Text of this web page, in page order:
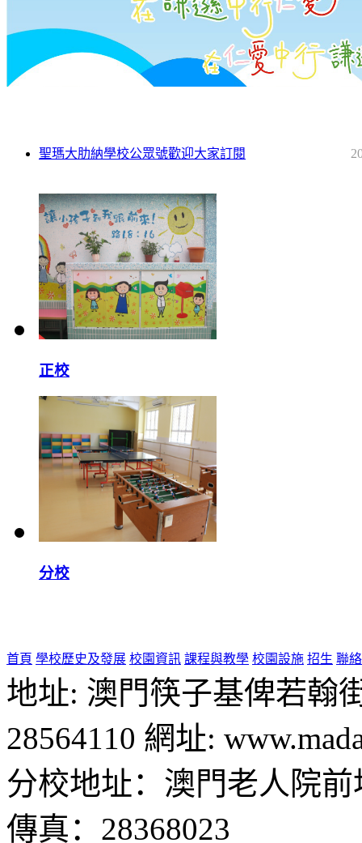
聖瑪大肋納學校公眾號歡迎大家訂閱
正校
分校
首頁 學校歷史及發展 校園資訊 課程與教學 校園設施 招生 聯
地址: 澳門筷子基俾若翰
28564110 網址:
分校地址：澳門老人院
傳真：28368023